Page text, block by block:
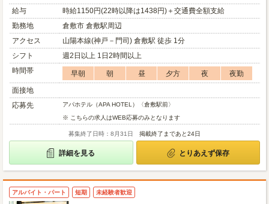
給与
時給1150円(22時以降は1438円)＋交通費全額支給
勤務地
倉敷市 倉敷駅周辺
アクセス
山陽本線(神戸－門司) 倉敷駅 徒歩 1分
シフト
週2日以上 1日2時間以上
時間帯
早朝 朝 昼 夕方 夜
夜勤
面接地
応募先
アパホテル（APA HOTEL）〈倉敷駅前〉
※ こちらの求人はWEB応募のみとなります
募集終了日時：8月31日 掲載終了まであと24日
詳細を見る とりあえず保存
アルバイト・パート 短期 未経験者歓迎